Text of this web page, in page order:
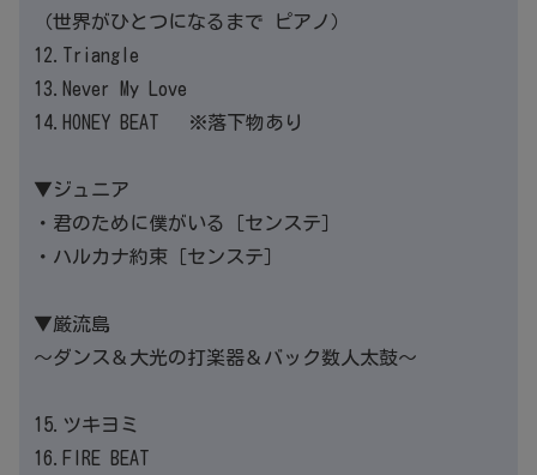
（世界がひとつになるまで ピアノ）
12.Triangle
13.Never My Love
14.HONEY BEAT ※落下物あり
▼ジュニア
・君のために僕がいる［センステ］
・ハルカナ約束［センステ］
▼厳流島
～ダンス＆大光の打楽器＆バック数人太鼓～
15.ツキヨミ
16.FIRE BEAT